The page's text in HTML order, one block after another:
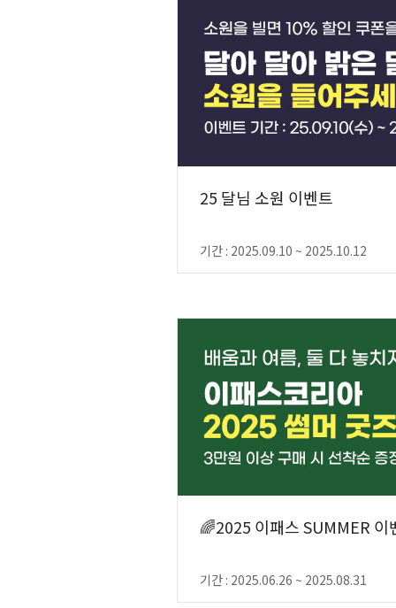
25 달님 소원 이벤트
기간 : 2025.09.10 ~ 2025.10.12
🌈2025 이패스 SUMMER
기간 : 2025.06.26 ~ 2025.08.31